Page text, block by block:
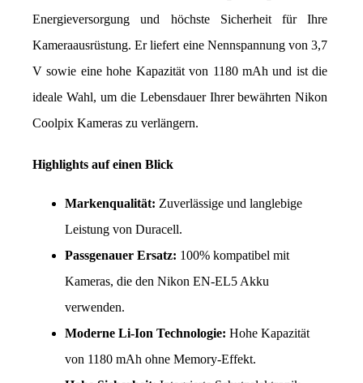
Energieversorgung und höchste Sicherheit für Ihre
Kameraausrüstung. Er liefert eine Nennspannung von 3,7
V sowie eine hohe Kapazität von 1180 mAh und ist die
ideale Wahl, um die Lebensdauer Ihrer bewährten Nikon
Coolpix Kameras zu verlängern.
Highlights auf einen Blick
Markenqualität: Zuverlässige und langlebige
Leistung von Duracell.
Passgenauer Ersatz: 100% kompatibel mit
Kameras, die den Nikon EN-EL5 Akku
verwenden.
Moderne Li-Ion Technologie: Hohe Kapazität
von 1180 mAh ohne Memory-Effekt.